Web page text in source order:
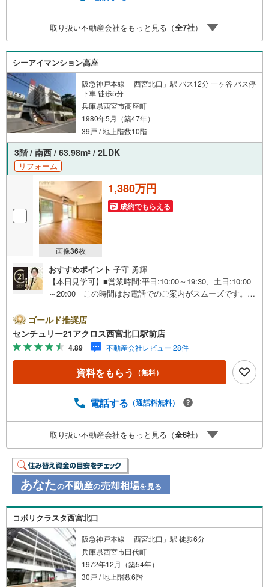
います。 地域密着の当店では2000万円台の新築戸建や、
1000万円台の中古マンションを始め多数物件を取り扱って
います。Yahoo！不動産に掲載しきれない物件もご紹介で
きます。
取り扱い不動産会社をもっと見る（全7社）
シーアイマンション高座
阪急神戸本線 「西宮北口」駅 バス12分 一ヶ谷 バス停
下車 徒歩5分
兵庫県西宮市高座町
1980年5月（築47年）
39戸 / 地上階数10階
3階 / 南西 / 63.98m2 / 2LDK
リフォーム
画像36枚
1,380万円
成約でもらえる
おすすめポイント 子守 勇輝
【本日見学可】■営業時間:平日:10:00～19:30、土日:10:00
～20:00 この時間はお電話でのご案内がスムーズです。
パーや小中学校や高校も揃う子育て世代にもおすすめの立
地です。令和6年10月室内全面リフォーム済みですぐにでも
お住まいいただけます♪○センチュリー21アクロスグループ
の3つの特徴○■センチュリー21グループで28年連続No.1（1
997年～2024年兵庫地区仲介実績） 西宮・尼崎・伊丹・
宝塚にて8店舗展開中。阪神間での購入や売却は当店にお任
8店舗すべて駅前にございますが、お車でのお越しも大歓迎
建や、1000万円台の中古マンションを始め多数物件を取り
扱っています。Yahoo！不動産に掲載しきれない物件もご
紹介できます。
ゴールド推奨店
センチュリー21アクロス西宮北口駅前店
4.89 不動産会社レビュー 28件
資料をもらう （無料）
電話する （通話料無料）
取り扱い不動産会社をもっと見る（全6社）
あなたの不動産の売却相場を見る
コボリクラスタ西宮北口
阪急神戸本線 「西宮北口」駅 徒歩6分
兵庫県西宮市田代町
1972年12月（築54年）
30戸 / 地上階数6階